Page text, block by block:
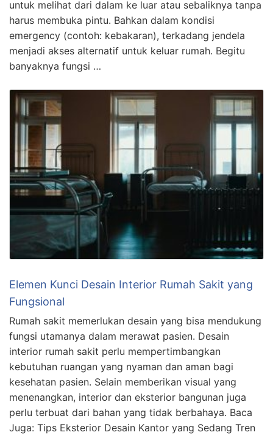
untuk melihat dari dalam ke luar atau sebaliknya tanpa
harus membuka pintu. Bahkan dalam kondisi
emergency (contoh: kebakaran), terkadang jendela
menjadi akses alternatif untuk keluar rumah. Begitu
banyaknya fungsi …
Elemen Kunci Desain Interior Rumah Sakit yang
Fungsional
Rumah sakit memerlukan desain yang bisa mendukung
fungsi utamanya dalam merawat pasien. Desain
interior rumah sakit perlu mempertimbangkan
kebutuhan ruangan yang nyaman dan aman bagi
kesehatan pasien. Selain memberikan visual yang
menenangkan, interior dan eksterior bangunan juga
perlu terbuat dari bahan yang tidak berbahaya. Baca
Juga: Tips Eksterior Desain Kantor yang Sedang Tren